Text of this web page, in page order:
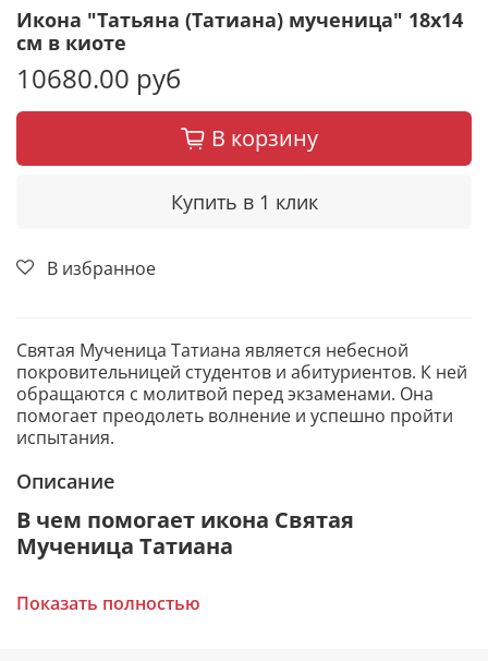
Икона "Татьяна (Татиана) мученица" 18х14
см в киоте
10680.00 руб
В корзину
Купить в 1 клик
В избранное
Святая Мученица Татиана является небесной
покровительницей студентов и абитуриентов. К ней
обращаются с молитвой перед экзаменами. Она
помогает преодолеть волнение и успешно пройти
испытания.
Описание
В чем помогает икона Святая
Мученица Татиана
Дает силы пережить сложные жизненные
Показать полностью